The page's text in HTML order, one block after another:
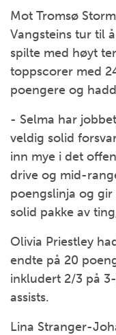
Mot Tromsø
Vangsteins tur til
spilte med høyt
toppscorer med
poengere og
- Selma har
veldig solid
inn mye i det
drive og mid-
poengslinja og
solid pakke av
Olivia Priestley
endte på 20
inkludert 2/3 på
assists.
Lina Stranger-